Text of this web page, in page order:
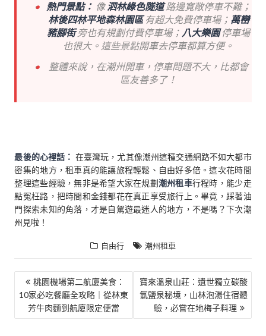
熱門景點： 像 泗林綠色隧道路邊寬敞停車不難；
林後四林平地森林園區有超大免費停車場； 萬巒
豬腳街旁也有規劃付費停車場； 八大樂園停車場
也很大。這些景點開車去停車都算方便。
整體來說，在潮州開車，停車問題不大，比都會
區友善多了！
最後的心裡話： 在臺灣玩，尤其像潮州這種交通網路不如大都市
密集的地方，租車真的能讓旅程輕鬆、自由好多倍。這次花時間
整理這些經驗，無非是希望大家在規劃潮州租車行程時，能少走
點冤枉路，把時間和金錢都花在真正享受旅行上。畢竟，踩著油
門探索未知的角落，才是自駕遊最迷人的地方，不是嗎？下次潮
州見啦！
自由行 潮州租車
文
章
導
‌桃園機場第二航廈美食：
10家必吃餐廳全攻略｜從林東
芳牛肉麵到航廈限定便當
寶來溫泉山莊：遺世獨立碳酸
氫鹽泉秘境，山林泡湯住宿體
驗，必嘗在地梅子料理